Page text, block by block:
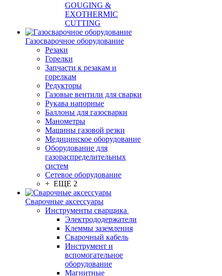
GOUGING &
EXOTHERMIC
CUTTING
Газосварочное оборудование
Резаки
Горелки
Запчасти к резакам и
горелкам
Редукторы
Газовые вентили для сварки
Рукава напорные
Баллоны для газосварки
Манометры
Машины газовой резки
Медицинское оборудование
Оборудование для
газораспределительных
систем
Сетевое оборудование
+ ЕЩЕ 2
Сварочные аксессуары
Инструменты сварщика
Электрододержатели
Клеммы заземления
Сварочный кабель
Инструмент и
вспомогательное
оборудование
Магнитные